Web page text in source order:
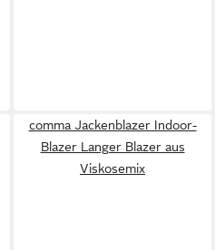
comma Jackenblazer Indoor-
Blazer Langer Blazer aus
Viskosemix